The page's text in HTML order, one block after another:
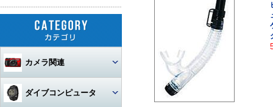
カメラ関連
セットダイブコンピュータ